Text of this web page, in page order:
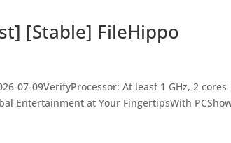
[Stable] FileHippo
07-09VerifyProcessor: At least 1 GHz, 2 cores
Entertainment at Your FingertipsWith